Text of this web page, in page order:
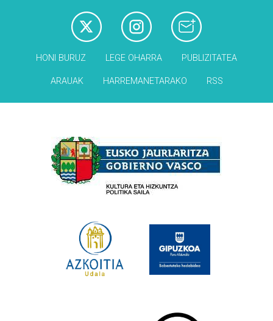
HONI BURUZ LEGE OHARRA PUBLIZITATEA
ARAUAK HARREMANETARAKO RSS